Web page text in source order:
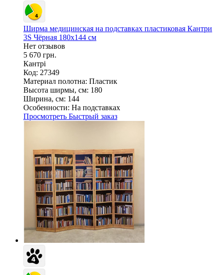
Ширма медицинская на подставках пластиковая Кантри
3S Чёрная 180х144 см
Нет отзывов
5 670 грн.
Кантрі
Код: 27349
Материал полотна: Пластик
Высота ширмы, см: 180
Ширина, см: 144
Особенности: На подставках
Просмотреть Быстрый заказ